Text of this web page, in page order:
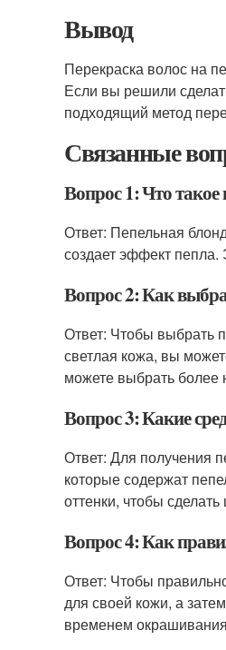
Вывод
Перекраска волос на
Если вы решили
подходящий метод
Связанные
Вопрос 1: Что
Ответ: Пепельная
создает эффект пепла.
Вопрос 2: Как
Ответ: Чтобы выбрать
светлая кожа, вы
можете выбрать
Вопрос 3: Какие
Ответ: Для получения
которые содержат
оттенки, чтобы
Вопрос 4: Как
Ответ: Чтобы
для своей кожи, а
временем